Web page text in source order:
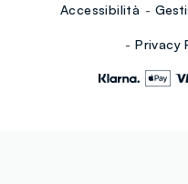
Accessibilità
Privacy